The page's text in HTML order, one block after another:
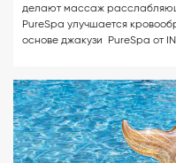
делают массаж
PureSpa улучшается
основе джакузи PureSpa от